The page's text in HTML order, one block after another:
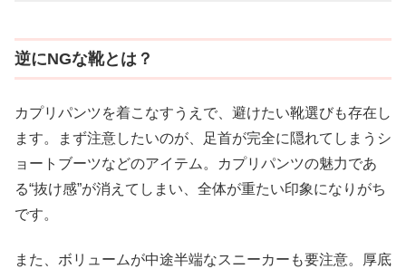
逆にNGな靴とは？
カプリパンツを着こなすうえで、避けたい靴選びも存在し
ます。まず注意したいのが、足首が完全に隠れてしまうシ
ョートブーツなどのアイテム。カプリパンツの魅力であ
る“抜け感”が消えてしまい、全体が重たい印象になりがち
です。
また、ボリュームが中途半端なスニーカーも要注意。厚底